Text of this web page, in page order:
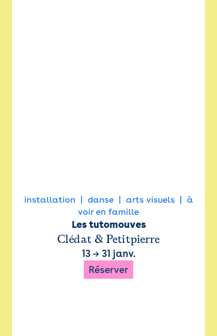
installation danse arts visuels
à
voir en famille
Les tutomouves
Clédat & Petitpierre
13→ 31 janv.
Réserver